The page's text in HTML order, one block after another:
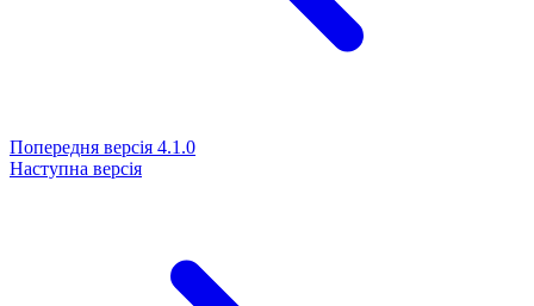
Попередня версія 4.1.0
Наступна версія